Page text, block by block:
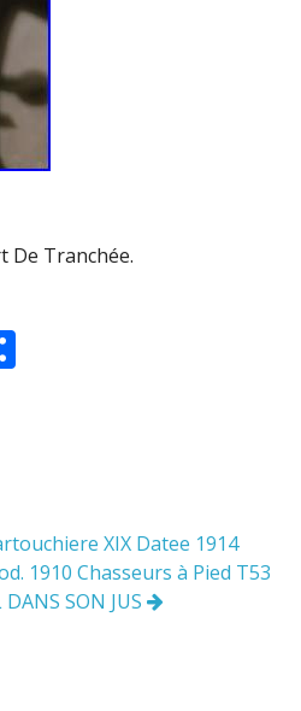
De Tranchée.
XIX Datee 1914
1910 Chasseurs à Pied T53
SON JUS